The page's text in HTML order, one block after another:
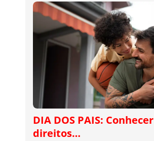
DIA DOS PAIS: Conhecer
direitos…